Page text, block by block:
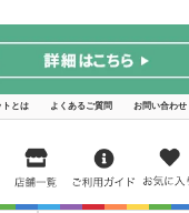
トとは よくあるご質問 お問い合わせ